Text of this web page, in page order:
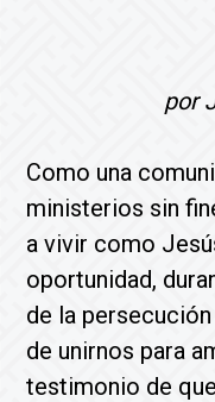
por
Como una
ministerios sin
a vivir como
oportunidad,
de la
de unirnos para
testimonio de que